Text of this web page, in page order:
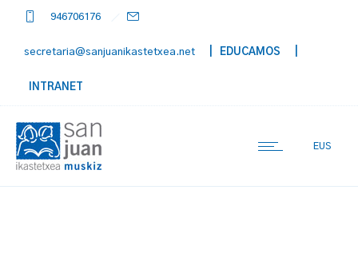
946706176
secretaria@sanjuanikastetxea.net | EDUCAMOS
INTRANET
EUS